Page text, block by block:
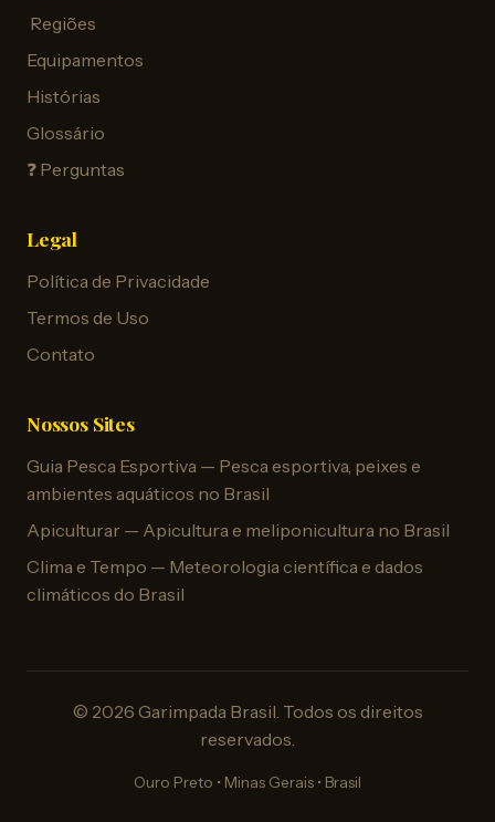
️ Regiões
Equipamentos
Histórias
Glossário
❓ Perguntas
Legal
Política de Privacidade
Termos de Uso
Contato
Nossos Sites
Guia Pesca Esportiva — Pesca esportiva, peixes e
ambientes aquáticos no Brasil
Apiculturar — Apicultura e meliponicultura no Brasil
Clima e Tempo — Meteorologia científica e dados
climáticos do Brasil
© 2026 Garimpada Brasil. Todos os direitos
reservados.
Ouro Preto • Minas Gerais • Brasil